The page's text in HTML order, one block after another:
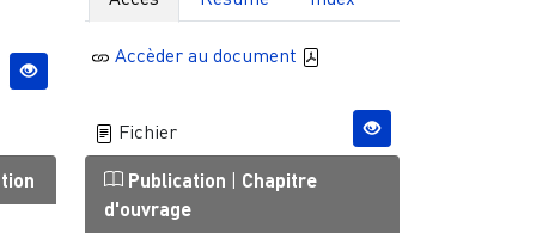
Accèder au document
Fichier
Publication | Chapitre
d'ouvrage